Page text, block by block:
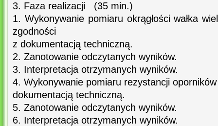
3. Faza realizacji (35 min.)
1. Wykonywanie pomiaru okrągłości wałka
zgodności
z dokumentacją techniczną.
2. Zanotowanie odczytanych wyników.
3. Interpretacja otrzymanych wyników.
4. Wykonywanie pomiaru rezystancji
dokumentacją techniczną.
5. Zanotowanie odczytanych wyników.
6. Interpretacja otrzymanych wyników.